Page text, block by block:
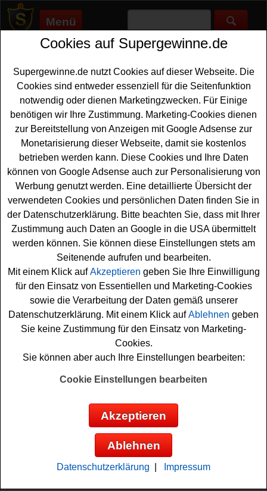
Menü
Supergewinne.de>Gewinnspiele>Piper
Piper Gewinnspiel
Jetzt beim Piper Gewinnspiel mitmachen und tolle Preise
gewinnen. ✅ Piper Gewinnspiele, die auf Supergewinne.de
gelistet sind, finden Sie hier. ✅
Piper Gewinnspiele
Anzeige:
Gewinnspiele sortieren nach:
▲ ▼
Piper Gewinnspiel - Bücher gewinnen
Alle lesefreudigen Gewinner sollten sich dieses
Cookies auf Supergewinne.de
Supergewinne.de nutzt Cookies auf dieser Webseite. Die
Cookies sind entweder essenziell für die Seitenfunktion
notwendig oder dienen Marketingzwecken. Für Einige
benötigen wir Ihre Zustimmung. Marketing-Cookies dienen
zur Bereitstellung von Anzeigen mit Google Adsense zur
Monetarisierung dieser Webseite, damit sie kostenlos
betrieben werden kann. Diese Cookies und Ihre Daten
können von Google Adsense auch zur Personalisierung von
Werbung genutzt werden. Eine detaillierte Übersicht der
verwendeten Cookies und persönlichen Daten finden Sie in
der Datenschutzerklärung. Bitte beachten Sie, dass mit Ihrer
Zustimmung auch Daten an Google in die USA übermittelt
werden können. Sie können diese Einstellungen stets am
Seitenende aufrufen und bearbeiten.
Mit einem Klick aufAkzeptieren geben Sie Ihre Einwilligung
für den Einsatz von Essentiellen und Marketing-Cookies
sowie die Verarbeitung der Daten gemäß unserer
Datenschutzerklärung. Mit einem Klick aufAblehnen geben
Sie keine Zustimmung für den Einsatz von Marketing-
Cookies.
Sie können aber auch Ihre Einstellungen bearbeiten:
Cookie Einstellungen bearbeiten
Akzeptieren
Ablehnen
Datenschutzerklärung Impressum